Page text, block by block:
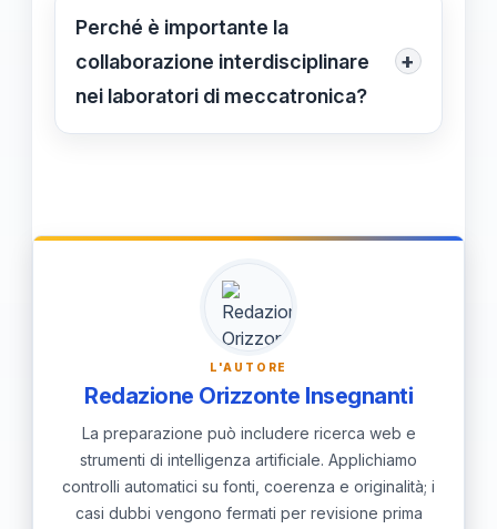
industriale
robotica
prodotti
e le tecnologie mediche
contribuendo all'innovazione in
Perché è importante la
collaborazione interdisciplinare
nei laboratori di meccatronica?
+
La collaborazione interdisciplinare
la creazione di soluzioni innovative e
il superamento di sfide complesse.
L'AUTORE
Redazione Orizzonte Insegnanti
La preparazione può includere ricerca web e
strumenti di intelligenza artificiale. Applichiamo
controlli automatici su fonti, coerenza e originalità; i
casi dubbi vengono fermati per revisione prima